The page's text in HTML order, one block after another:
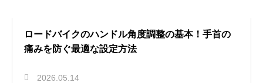
ロードバイクのハンドル角度調整の基本！手首の
痛みを防ぐ最適な設定方法
2026.05.14